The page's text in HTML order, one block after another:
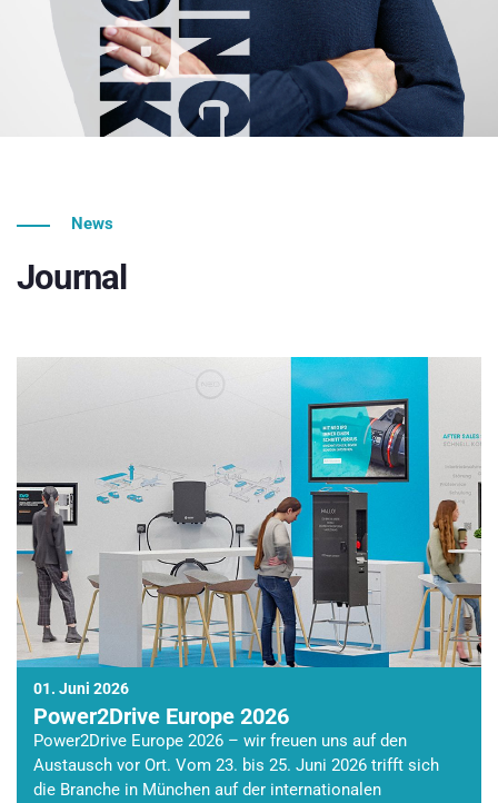
News
Journal
01. Juni 2026
Power2Drive Europe 2026
Power2Drive Europe 2026 – wir freuen uns auf den
Austausch vor Ort. Vom 23. bis 25. Juni 2026 trifft sich
die Branche in München auf der internationalen